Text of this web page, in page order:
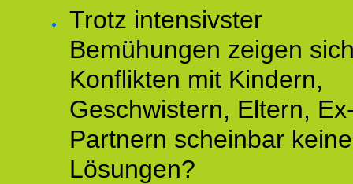
Trotz intensivster
Bemühungen zeigen
Konflikten mit Kindern,
Geschwistern, Eltern,
Partnern scheinbar keine
Lösungen?